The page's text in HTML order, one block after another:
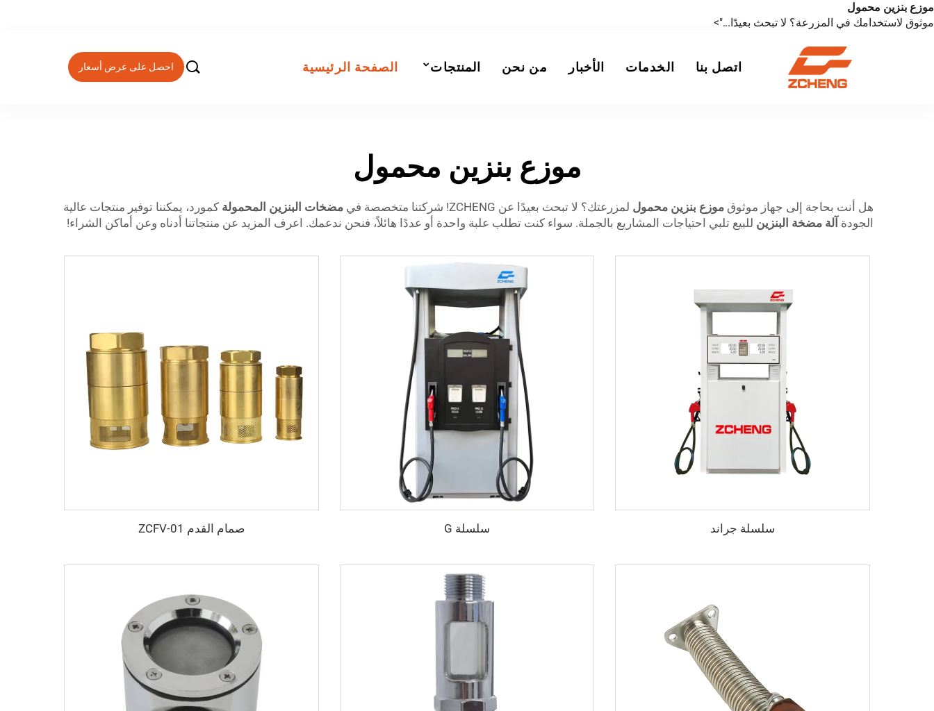
موزع بنزين محمول
موثوق لاستخدامك في المزرعة؟ لا تبحث بعيدًا...">
الصفحة الرئيسية المنتجات من نحن الأخبار الخدمات اتصل بنا  احصل على عرض أسعار
موزع بنزين محمول
هل أنت بحاجة إلى جهاز موثوق موزع بنزين محمول لمزرعتك؟ لا تبحث بعيدًا عن ZCHENG! شركتنا متخصصة في مضخات البنزين المحمولة كمورد، يمكننا توفير منتجات عالية
الجودة آلة مضخة البنزين للبيع تلبي احتياجات المشاريع بالجملة. سواء كنت تطلب علبة واحدة أو عددًا هائلاً، فنحن ندعمك. اعرف المزيد عن منتجاتنا أدناه وعن أماكن الشراء!
سلسلة جراند سلسلة G صمام القدم ZCFV-01